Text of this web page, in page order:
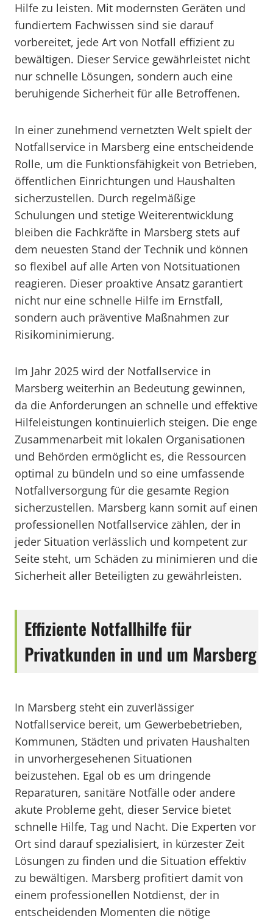
Hilfe zu leisten. Mit modernsten Geräten und
fundiertem Fachwissen sind sie darauf
vorbereitet, jede Art von Notfall effizient zu
bewältigen. Dieser Service gewährleistet nicht
nur schnelle Lösungen, sondern auch eine
beruhigende Sicherheit für alle Betroffenen.
In einer zunehmend vernetzten Welt spielt der
Notfallservice in Marsberg eine entscheidende
Rolle, um die Funktionsfähigkeit von Betrieben,
öffentlichen Einrichtungen und Haushalten
sicherzustellen. Durch regelmäßige
Schulungen und stetige Weiterentwicklung
bleiben die Fachkräfte in Marsberg stets auf
dem neuesten Stand der Technik und können
so flexibel auf alle Arten von Notsituationen
reagieren. Dieser proaktive Ansatz garantiert
nicht nur eine schnelle Hilfe im Ernstfall,
sondern auch präventive Maßnahmen zur
Risikominimierung.
Im Jahr 2025 wird der Notfallservice in
Marsberg weiterhin an Bedeutung gewinnen,
da die Anforderungen an schnelle und effektive
Hilfeleistungen kontinuierlich steigen. Die enge
Zusammenarbeit mit lokalen Organisationen
und Behörden ermöglicht es, die Ressourcen
optimal zu bündeln und so eine umfassende
Notfallversorgung für die gesamte Region
sicherzustellen. Marsberg kann somit auf einen
professionellen Notfallservice zählen, der in
jeder Situation verlässlich und kompetent zur
Seite steht, um Schäden zu minimieren und die
Sicherheit aller Beteiligten zu gewährleisten.
Effiziente Notfallhilfe für
Privatkunden in und um Marsberg
In Marsberg steht ein zuverlässiger
Notfallservice bereit, um Gewerbebetrieben,
Kommunen, Städten und privaten Haushalten
in unvorhergesehenen Situationen
beizustehen. Egal ob es um dringende
Reparaturen, sanitäre Notfälle oder andere
akute Probleme geht, dieser Service bietet
schnelle Hilfe, Tag und Nacht. Die Experten vor
Ort sind darauf spezialisiert, in kürzester Zeit
Lösungen zu finden und die Situation effektiv
zu bewältigen. Marsberg profitiert damit von
einem professionellen Notdienst, der in
entscheidenden Momenten die nötige